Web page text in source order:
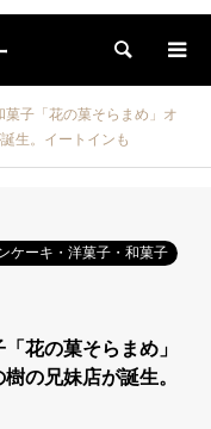
検索
菓子「花の菓そらまめ」オ
生。イートインも
ケーキ・洋菓子・和菓子
花の菓そらまめ」
の兄妹店が誕生。